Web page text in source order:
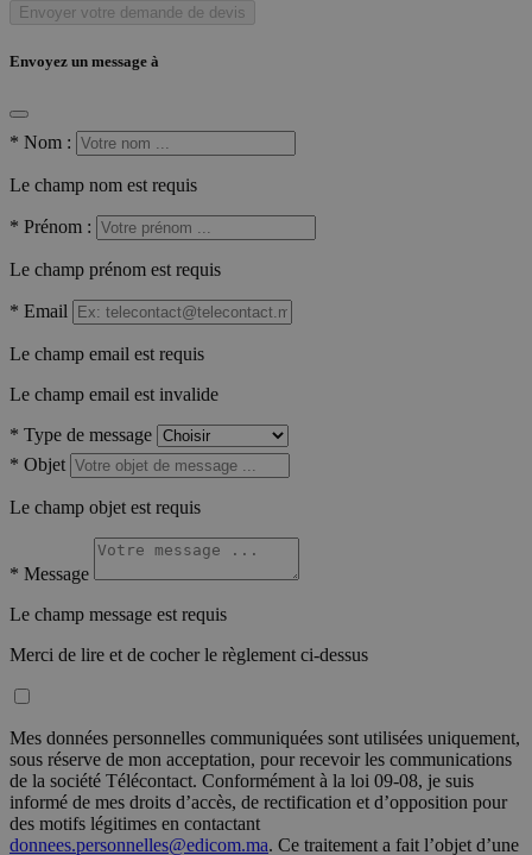
Envoyer votre demande de devis
Envoyez un message à
* Nom :
Le champ nom est requis
* Prénom :
Le champ prénom est requis
* Email
Le champ email est requis
Le champ email est invalide
* Type de message
* Objet
Le champ objet est requis
* Message
Le champ message est requis
Merci de lire et de cocher le règlement ci-dessus
Mes données personnelles communiquées sont utilisées uniquement,
sous réserve de mon acceptation, pour recevoir les communications
de la société Télécontact. Conformément à la loi 09-08, je suis
informé de mes droits d’accès, de rectification et d’opposition pour
des motifs légitimes en contactant
donnees.personnelles@edicom.ma. Ce traitement a fait l’objet d’une